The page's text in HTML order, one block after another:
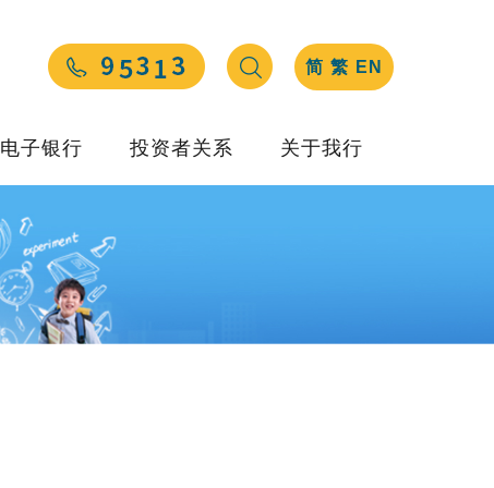
简 繁 EN
电子银行 投资者关系 关于我行